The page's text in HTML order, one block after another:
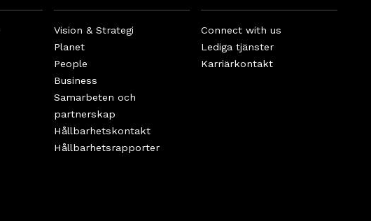
Vision & Strategi
Planet
People
Business
Samarbeten och
partnerskap
Hållbarhetskontakt
Hållbarhetsrapporter
Connect with us
Lediga tjänster
Karriärkontakt